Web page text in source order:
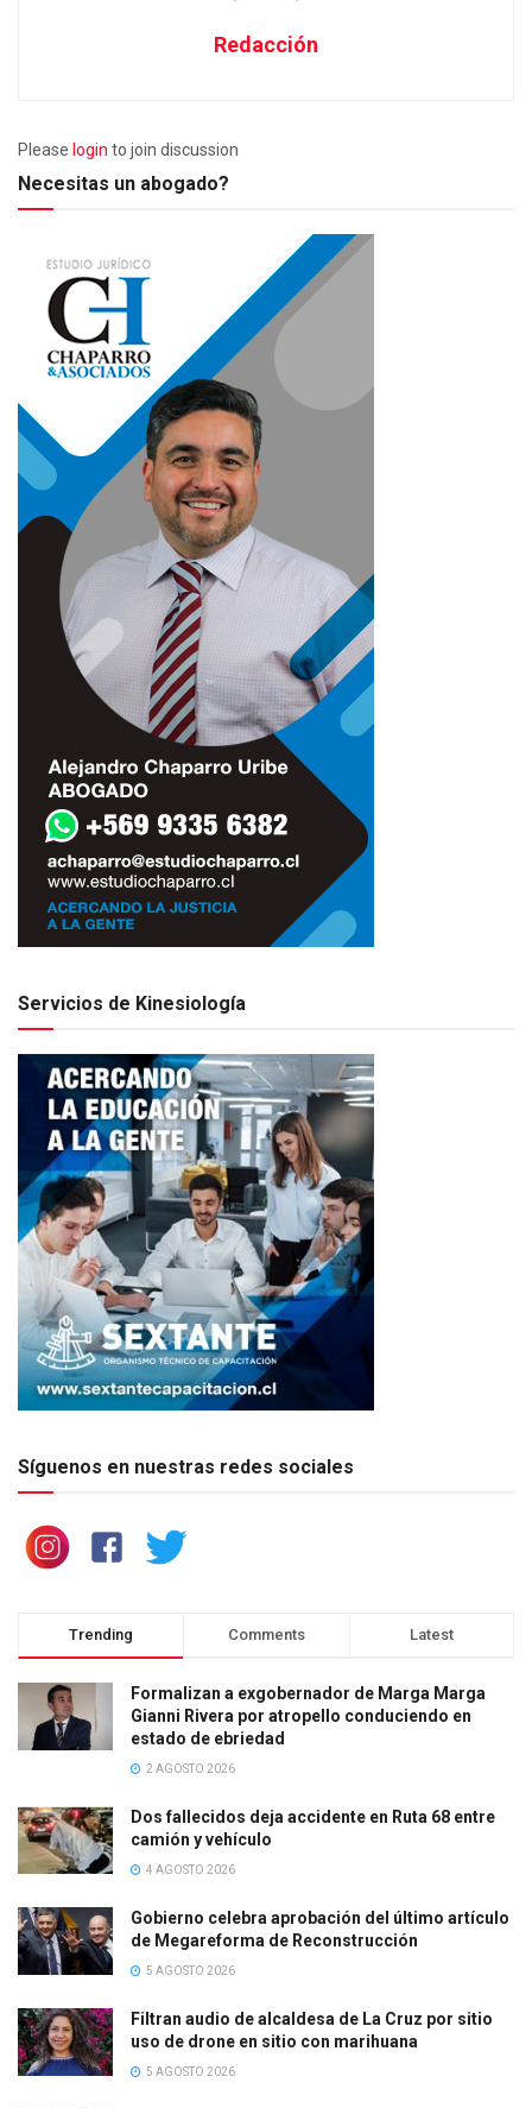
Redacción
Please login to join discussion
Necesitas un abogado?
Servicios de Kinesiología
Síguenos en nuestras redes sociales
Trending Comments Latest
Formalizan a exgobernador de Marga Marga
Gianni Rivera por atropello conduciendo en
estado de ebriedad
2 AGOSTO 2026
Dos fallecidos deja accidente en Ruta 68 entre
camión y vehículo
4 AGOSTO 2026
Gobierno celebra aprobación del último artículo
de Megareforma de Reconstrucción
5 AGOSTO 2026
Filtran audio de alcaldesa de La Cruz por sitio
uso de drone en sitio con marihuana
5 AGOSTO 2026